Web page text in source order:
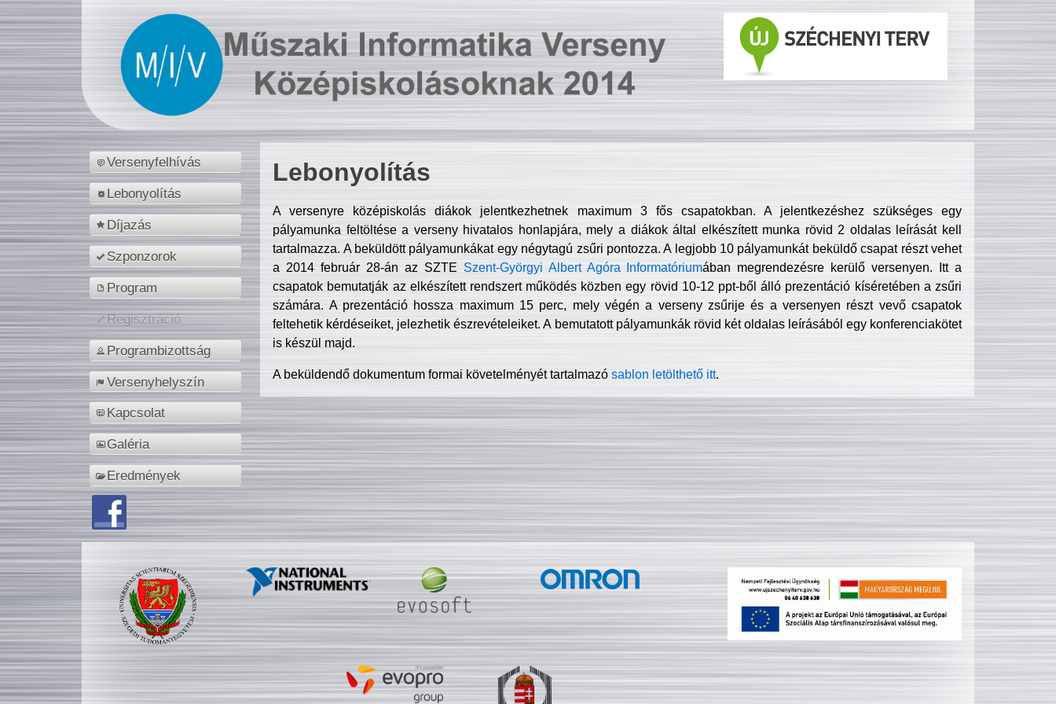
Versenyfelhívás
Lebonyolítás
Díjazás
Szponzorok
Program
Regisztráció
Programbizottság
Versenyhelyszín
Kapcsolat
Galéria
Eredmények
Lebonyolítás
A versenyre középiskolás diákok jelentkezhetnek maximum 3 fős csapatokban. A jelentkezéshez szükséges egy
pályamunka feltöltése a verseny hivatalos honlapjára, mely a diákok által elkészített munka rövid 2 oldalas leírását kell
tartalmazza. A beküldött pályamunkákat egy négytagú zsűri pontozza. A legjobb 10 pályamunkát beküldő csapat részt vehet
a 2014 február 28-án az SZTE Szent-Györgyi Albert Agóra Informatóriumában megrendezésre kerülő versenyen. Itt a
csapatok bemutatják az elkészített rendszert működés közben egy rövid 10-12 ppt-ből álló prezentáció kíséretében a zsűri
számára. A prezentáció hossza maximum 15 perc, mely végén a verseny zsűrije és a versenyen részt vevő csapatok
feltehetik kérdéseiket, jelezhetik észrevételeiket. A bemutatott pályamunkák rövid két oldalas leírásából egy konferenciakötet
is készül majd.
A beküldendő dokumentum formai követelményét tartalmazósablon letölthető itt.